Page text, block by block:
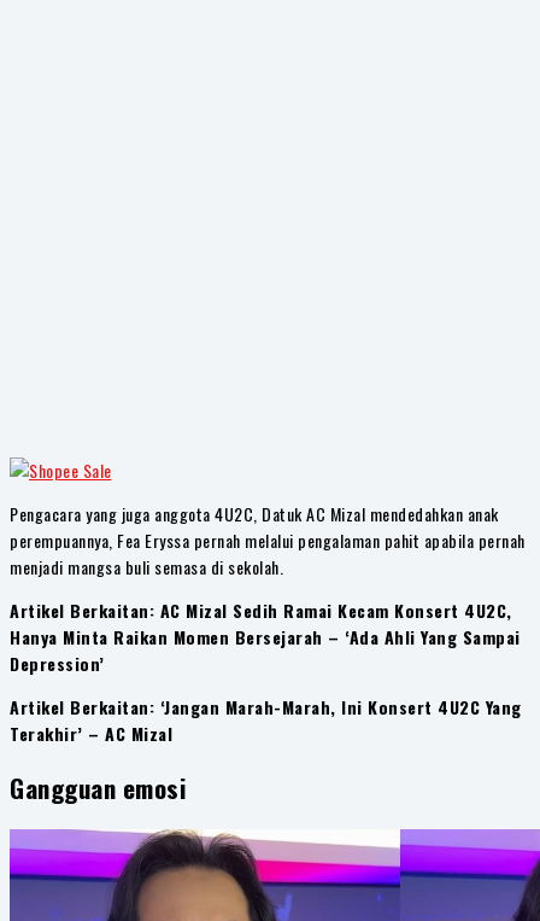
Pengacara yang juga anggota 4U2C, Datuk AC Mizal mendedahkan anak
perempuannya, Fea Eryssa pernah melalui pengalaman pahit apabila pernah
menjadi mangsa buli semasa di sekolah.
Artikel Berkaitan: AC Mizal Sedih Ramai Kecam Konsert 4U2C,
Hanya Minta Raikan Momen Bersejarah – ‘Ada Ahli Yang Sampai
Depression’
Artikel Berkaitan: ‘Jangan Marah-Marah, Ini Konsert 4U2C Yang
Terakhir’ – AC Mizal
Gangguan emosi